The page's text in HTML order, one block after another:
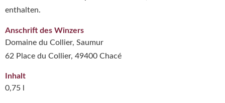
enthalten.
Anschrift des Winzers
Domaine du Collier, Saumur
62 Place du Collier, 49400 Chacé
Inhalt
0,75 l